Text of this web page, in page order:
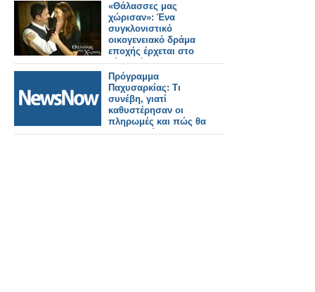
«Θάλασσες μας
χώρισαν»: Ένα
συγκλονιστικό
οικογενειακό δράμα
εποχής έρχεται στο
νέο πρόγραμμα της
ΕΡΤ
Πρόγραμμα
Παχυσαρκίας: Τι
συνέβη, γιατί
καθυστέρησαν οι
πληρωμές και πώς θα
συνεχιστεί